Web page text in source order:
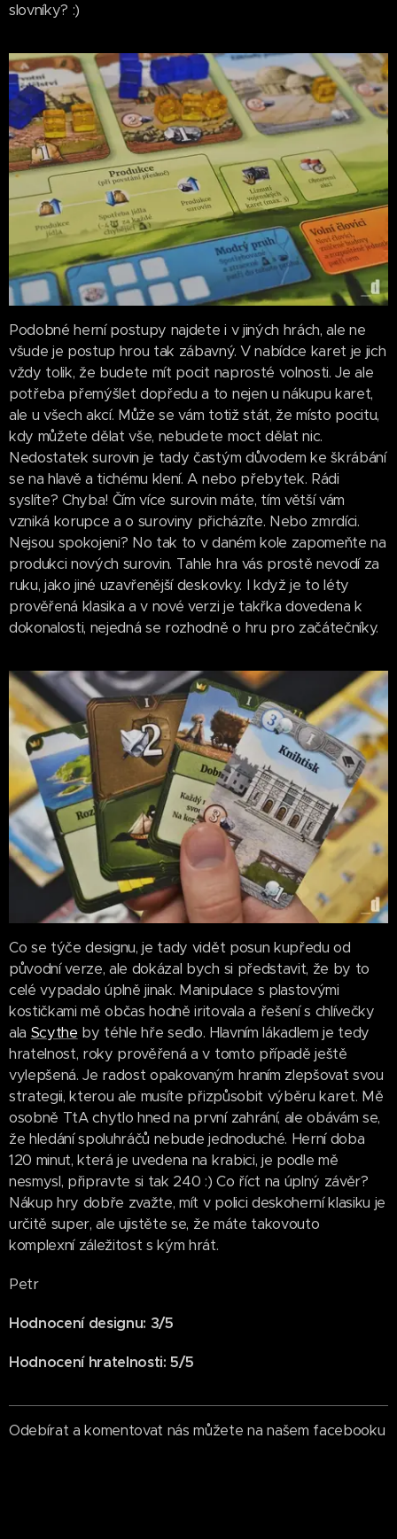
slovníky? :)
Podobné herní postupy najdete i v jiných hrách, ale ne
všude je postup hrou tak zábavný. V nabídce karet je jich
vždy tolik, že budete mít pocit naprosté volnosti. Je ale
potřeba přemýšlet dopředu a to nejen u nákupu karet,
ale u všech akcí. Může se vám totiž stát, že místo pocitu,
kdy můžete dělat vše, nebudete moct dělat nic.
Nedostatek surovin je tady častým důvodem ke škrábání
se na hlavě a tichému klení. A nebo přebytek. Rádi
syslíte? Chyba! Čím více surovin máte, tím větší vám
vzniká korupce a o suroviny přicházíte. Nebo zmrdíci.
Nejsou spokojeni? No tak to v daném kole zapomeňte na
produkci nových surovin. Tahle hra vás prostě nevodí za
ruku, jako jiné uzavřenější deskovky. I když je to léty
prověřená klasika a v nové verzi je takřka dovedena k
dokonalosti, nejedná se rozhodně o hru pro začátečníky.
Co se týče designu, je tady vidět posun kupředu od
původní verze, ale dokázal bych si představit, že by to
celé vypadalo úplně jinak. Manipulace s plastovými
kostičkami mě občas hodně iritovala a řešení s chlívečky
ala Scythe by téhle hře sedlo. Hlavním lákadlem je tedy
hratelnost, roky prověřená a v tomto případě ještě
vylepšená. Je radost opakovaným hraním zlepšovat svou
strategii, kterou ale musíte přizpůsobit výběru karet. Mě
osobně TtA chytlo hned na první zahrání, ale obávám se,
že hledání spoluhráčů nebude jednoduché. Herní doba
120 minut, která je uvedena na krabici, je podle mě
nesmysl, připravte si tak 240 :) Co říct na úplný závěr?
Nákup hry dobře zvažte, mít v polici deskoherní klasiku je
určitě super, ale ujistěte se, že máte takovouto
komplexní záležitost s kým hrát.
Petr
Hodnocení designu: 3/5
Hodnocení hratelnosti: 5/5
Odebírat a komentovat nás můžete na našem facebooku